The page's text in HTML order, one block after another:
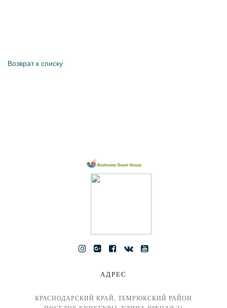
Возврат к списку
АДРЕС
КРАСНОДАРСКИЙ КРАЙ, ТЕМРЮКСКИЙ РАЙОН